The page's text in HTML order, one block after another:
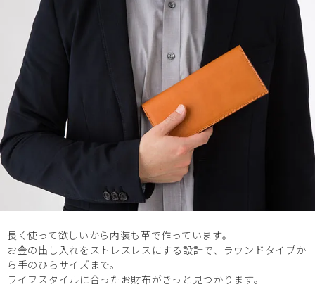
長く使って欲しいから内装も革で作っています。
お金の出し入れをストレスレスにする設計で、ラウンドタイプか
ら手のひらサイズまで。
ライフスタイルに合ったお財布がきっと見つかります。
ALL
ALL